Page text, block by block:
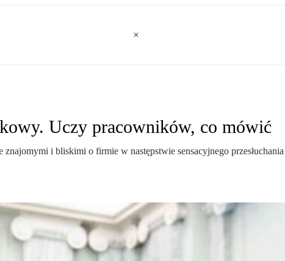
Uczy pracowników, co mówić
i bliskimi o firmie w następstwie sensacyjnego